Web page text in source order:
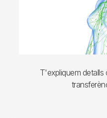
T'expliquem detalls